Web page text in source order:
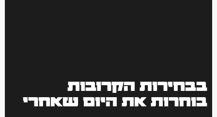
בבחירות הקרובות
בוחרות את היום שאחרי